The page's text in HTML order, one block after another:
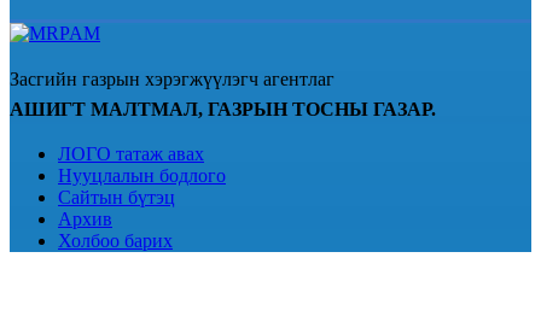
Засгийн газрын хэрэгжүүлэгч агентлаг
АШИГТ МАЛТМАЛ, ГАЗРЫН ТОСНЫ ГАЗАР.
ЛОГО татаж авах
Нууцлалын бодлого
Сайтын бүтэц
Архив
Холбоо барих